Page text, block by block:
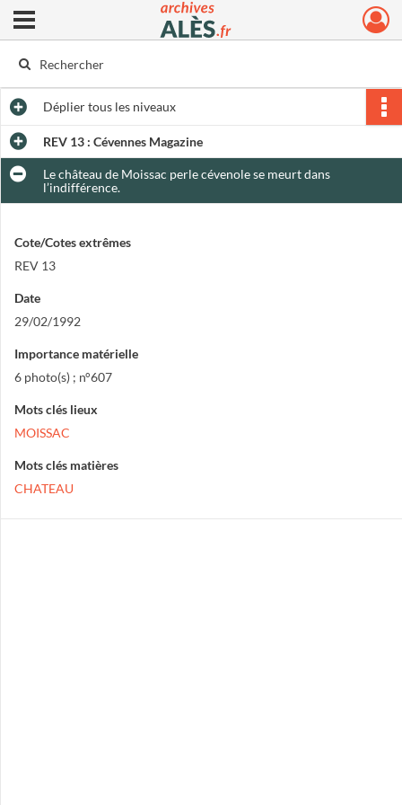
Archives municipales d'Alès
Ouvrir le menu déroulant
Dépliertous les niveaux
REV 13 : Cévennes Magazine
Le château de Moissac perle cévenole se meurt dans
l’indifférence.
Cote/Cotes extrêmes
REV 13
Date
29/02/1992
Importance matérielle
6 photo(s) ; n°607
Mots clés lieux
MOISSAC
Mots clés matières
CHATEAU